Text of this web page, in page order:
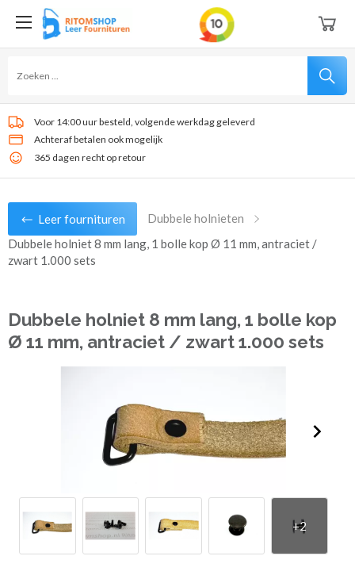
Voor 14:00 uur besteld, volgende werkdag geleverd
Achteraf betalen ook mogelijk
365 dagen recht op retour
Leer fournituren
Dubbele holnieten
Dubbele holniet 8 mm lang, 1 bolle kop Ø 11 mm, antraciet /
zwart 1.000 sets
Dubbele holniet 8 mm lang, 1 bolle kop
Ø 11 mm, antraciet / zwart 1.000 sets